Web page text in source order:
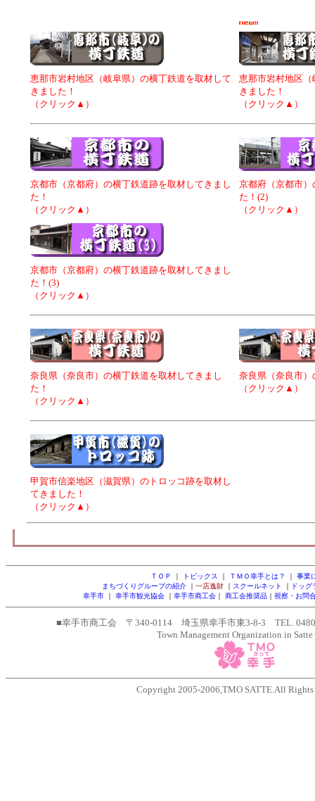
恵那市岩村地区（岐阜県）の横丁鉄道を取材して
きました！
（クリック▲）
恵那市岩村地区
きました！
（クリック▲）
京都市（京都府）の横丁鉄道跡を取材してきまし
た！
（クリック▲）
京都府（京都市
た！(2)
（クリック▲）
京都市（京都府）の横丁鉄道跡を取材してきまし
た！(3)
（クリック▲）
奈良県（奈良市）の横丁鉄道を取材してきまし
た！
（クリック▲）
奈良県（奈良市
（クリック▲）
甲賀市信楽地区（滋賀県）のトロッコ跡を取材し
てきました！
（クリック▲）
ＴＯＰ ｜ トピックス ｜ ＴＭＯ幸手とは？ ｜ 事業
まちづくりグループの紹介｜ 一店逸財｜ スクールネット ｜
ドッグ
幸手市｜ 幸手市観光協会｜ 幸手市商工会｜ 商工会推奨品｜ 視察・お問
■幸手市商工会 〒340-0114 埼玉県幸手市東3-8-3 TEL.
Town Management Organization in
Copyright 2005-2006,TMO SATTE.All Rights